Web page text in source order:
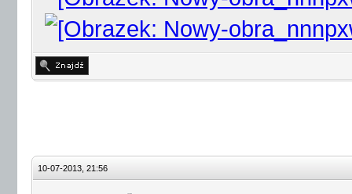
10-07-2013, 21:56